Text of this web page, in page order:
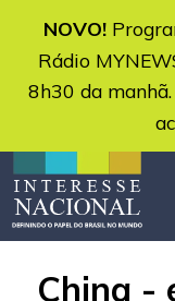
NOVO!
Rádio
8h30 da manhã.
China -